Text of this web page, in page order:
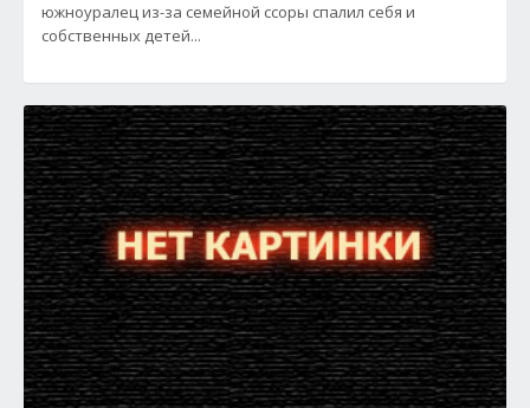
южноуралец из-за семейной ссоры спалил себя и
собственных детей...